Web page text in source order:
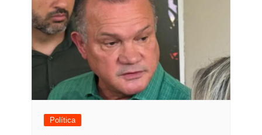
Política